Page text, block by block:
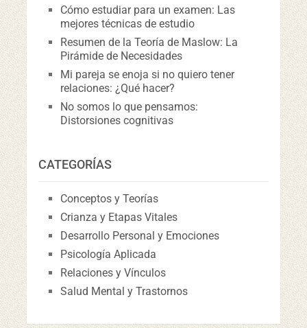
Cómo estudiar para un examen: Las
mejores técnicas de estudio
Resumen de la Teoría de Maslow: La
Pirámide de Necesidades
Mi pareja se enoja si no quiero tener
relaciones: ¿Qué hacer?
No somos lo que pensamos:
Distorsiones cognitivas
CATEGORÍAS
Conceptos y Teorías
Crianza y Etapas Vitales
Desarrollo Personal y Emociones
Psicología Aplicada
Relaciones y Vínculos
Salud Mental y Trastornos